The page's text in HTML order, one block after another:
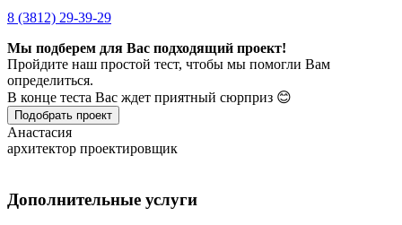
8 (3812) 29-39-29
Мы подберем для Вас подходящий проект!
Пройдите наш простой тест, чтобы мы помогли Вам
определиться.
В конце теста Вас ждет приятный сюрприз 😊
Подобрать проект
Анастасия
архитектор проектировщик
Дополнительные услуги